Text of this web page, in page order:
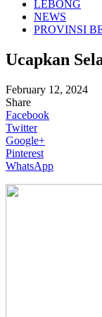
LEBONG
NEWS
PROVINSI
Ucapkan
February 12, 2024
Share
Facebook
Twitter
Google+
Pinterest
WhatsApp